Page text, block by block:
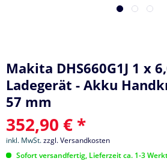
Makita DHS660G1J 1 x
Ladegerät - Akku
57 mm
352,90 € *
inkl. MwSt.zzgl. Versandkosten
Sofort versandfertig, Lieferzeit ca. 1-3